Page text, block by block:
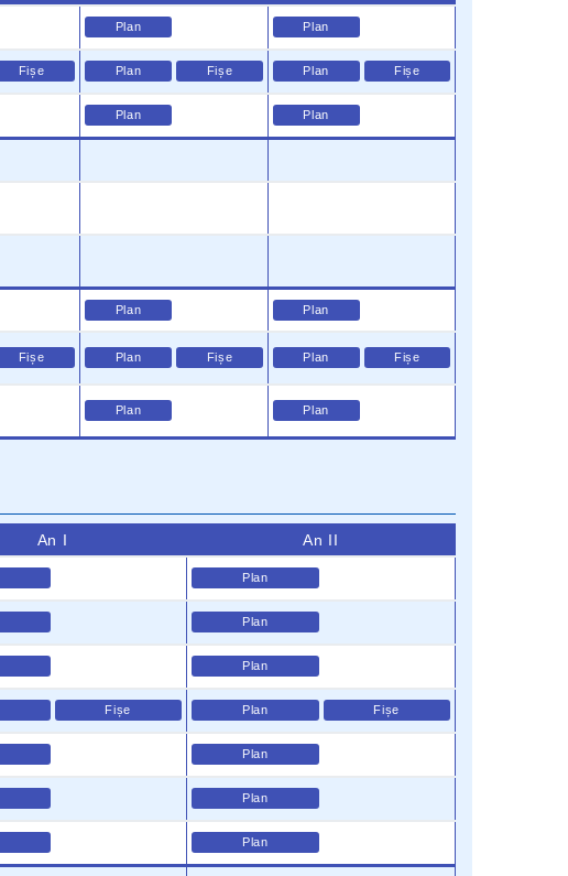
Plan Plan
Fișe Plan Fișe Plan Fișe
Plan Plan
Plan Plan
Fișe Plan Fișe Plan Fișe
Plan Plan
An I An II
Plan
Plan
Plan
Fișe Plan Fișe
Plan
Plan
Plan